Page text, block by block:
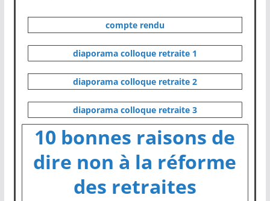
compte rendu
diaporama colloque retraite 1
diaporama colloque retraite 2
diaporama colloque retraite 3
10 bonnes raisons de
dire non à la réforme
des retraites